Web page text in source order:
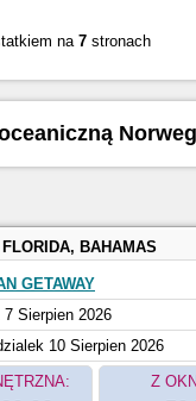
na 7 stronach
FLORIDA, BAHAMAS
GETAWAY
7 Sierpien 2026
10 Sierpien 2026
Z